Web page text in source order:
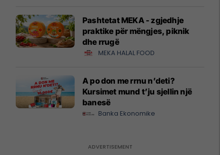
Pashtetat MEKA - zgjedhje
praktike për mëngjes, piknik
dhe rrugë
MEKA HALAL FOOD
A po don me rrnu n’deti?
Kursimet mund t’ju sjellin një
banesë
Banka Ekonomike